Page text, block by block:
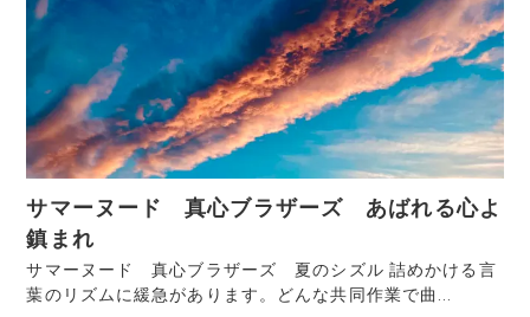
サマーヌード 真心ブラザーズ あばれる心よ
鎮まれ
サマーヌード 真心ブラザーズ 夏のシズル 詰めかける言
葉のリズムに緩急があります。どんな共同作業で曲...